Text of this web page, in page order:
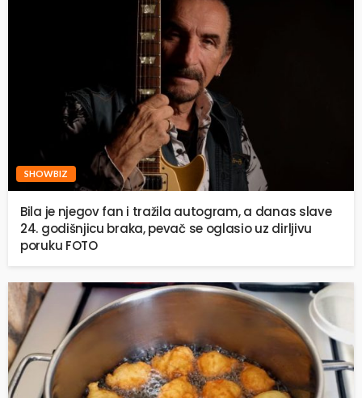
SHOWBIZ
Bila je njegov fan i tražila autogram, a danas slave
24. godišnjicu braka, pevač se oglasio uz dirljivu
poruku FOTO